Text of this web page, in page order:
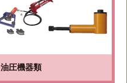
油圧機器類